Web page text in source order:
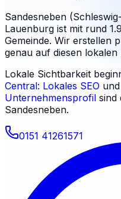
Sandesneben
Lauenburg ist mit rund
Gemeinde. Wir erstellen
genau auf diesen
Lokale Sichtbarkeit
Central: Lokales SEO
Unternehmensprofil sind
Sandesneben.
0151 41261571